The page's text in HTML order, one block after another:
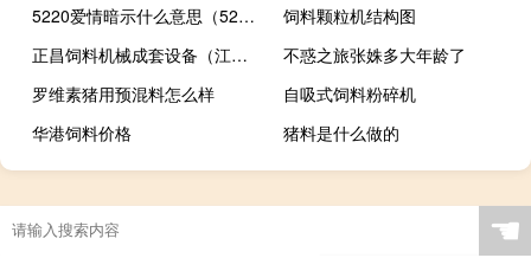
5220爱情暗示什么意思（5220）
饲料颗粒机结构图
正昌饲料机械成套设备（江苏正昌饲料机械有限公司）
不惑之旅张姝多大年龄了
罗维素猪用预混料怎么样
自吸式饲料粉碎机
华港饲料价格
猪料是什么做的
☚